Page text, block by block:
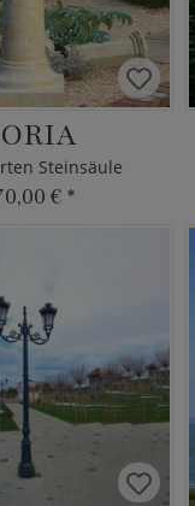
Steinsäule
€ *